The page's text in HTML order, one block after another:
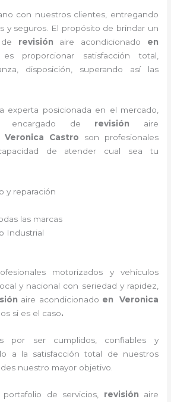
con nuestros clientes, entregando
y seguros. El propósito de brindar un
de revisión aire acondicionado en
es proporcionar satisfacción total,
disposición, superando así las
experta posicionada en el mercado,
encargado de revisión aire
Castro
son profesionales
de atender cual sea tu
y reparación
las marcas
Industrial
motorizados y vehículos
y nacional con seriedad y rapidez,
aire acondicionado en Veronica
si es el caso.
por ser cumplidos, confiables y
a la satisfacción total de nuestros
nuestro mayor objetivo.
de servicios, revisión aire